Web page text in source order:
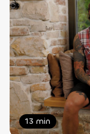
13 min